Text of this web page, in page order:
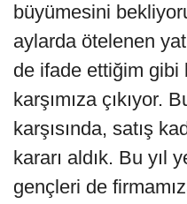
büyümesini
aylarda ötelenen
de ifade ettiğim gibi
karşımıza çıkıyor.
karşısında, satış
kararı aldık. Bu yıl
gençleri de